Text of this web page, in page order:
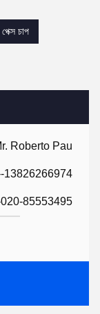
Roberto Pau
13826266974
85553495
চাপ